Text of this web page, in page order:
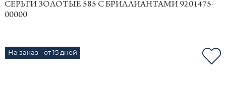
СЕРЬГИ ЗОЛОТЫЕ 585 С БРИЛЛИАНТАМИ 9201475-
00000
На заказ - от 15 дней